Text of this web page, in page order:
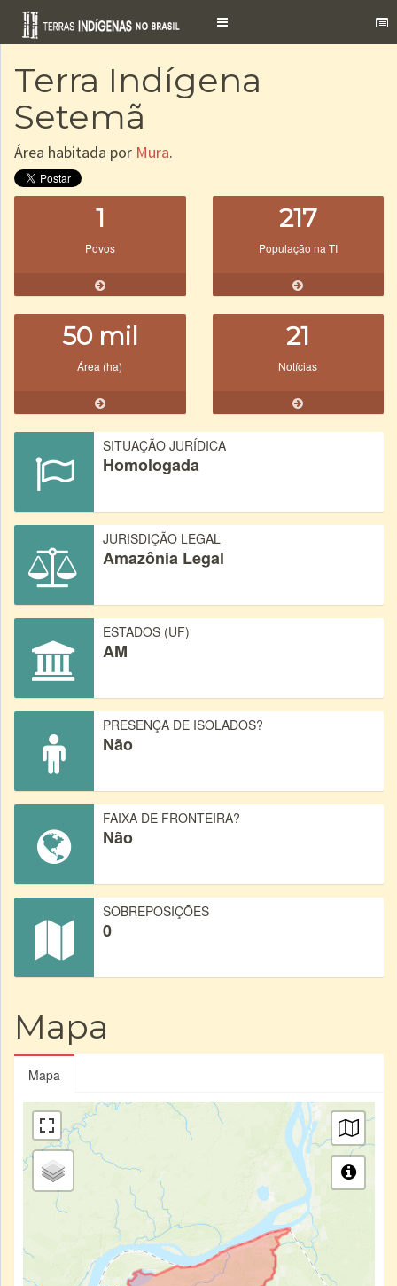
Toggle
Terra Indígena
Setemã
Área habitada por Mura.
1
Povos
217
População na TI
50 mil
Área (ha)
21
Notícias
SITUAÇÃO JURÍDICA
Homologada
JURISDIÇÃO LEGAL
Amazônia Legal
ESTADOS (UF)
AM
PRESENÇA DE ISOLADOS?
Não
FAIXA DE FRONTEIRA?
Não
SOBREPOSIÇÕES
0
Mapa
Mapa